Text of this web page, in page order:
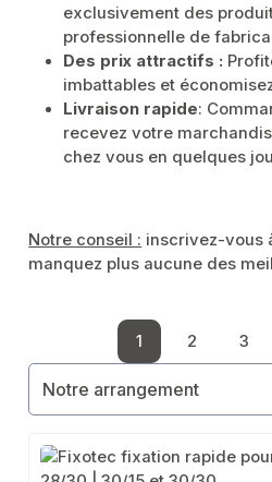
exclusivement des
professionnelle de
Des prix attractifs :
imbattables et
Livraison rapide:
recevez votre
chez vous en quelques
Notre conseil : inscrivez-vous
manquez plus aucune des
Page
1
Page
2
Page
3